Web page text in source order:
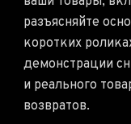
разъясняйте
коротких
демонстрации
и реального
возвратов.